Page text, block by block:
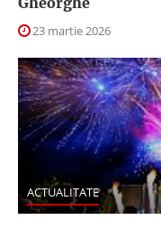
23 martie 2026
ACTUALITATE